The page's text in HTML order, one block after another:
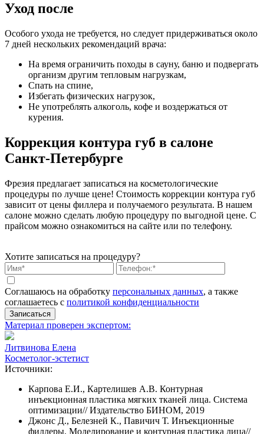
Уход после
Особого ухода не требуется, но следует придерживаться около
7 дней нескольких рекомендаций врача:
На время ограничить походы в сауну, баню и подвергать
организм другим тепловым нагрузкам,
Спать на спине,
Избегать физических нагрузок,
Не употреблять алкоголь, кофе и воздержаться от
курения.
Коррекция контура губ в салоне
Санкт-Петербурге
Фрезия предлагает записаться на косметологические
процедуры по лучше цене! Стоимость коррекции контура губ
зависит от цены филлера и получаемого результата. В нашем
салоне можно сделать любую процедуру по выгодной цене. С
прайсом можно ознакомиться на сайте или по телефону.
Хотите записаться на процедуру?
Соглашаюсь на обработку персональных данных, а также
соглашаетесь c политикой конфиденциальности
Записаться
Материал проверен экспертом:
Литвинова Елена
Косметолог-эстетист
Источники:
Карпова Е.И., Картелишев А.В. Контурная
инъекционная пластика мягких тканей лица. Система
оптимизации// Издательство БИНОМ, 2019
Джонс Д., Белезней К., Павичич Т. Инъекционные
филлеры. Моделирование и контурная пластика лица//